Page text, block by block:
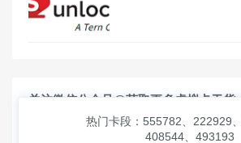
关注微信公众号@获取更多虚拟卡干货
热门卡段：555782、222929
408544、493193